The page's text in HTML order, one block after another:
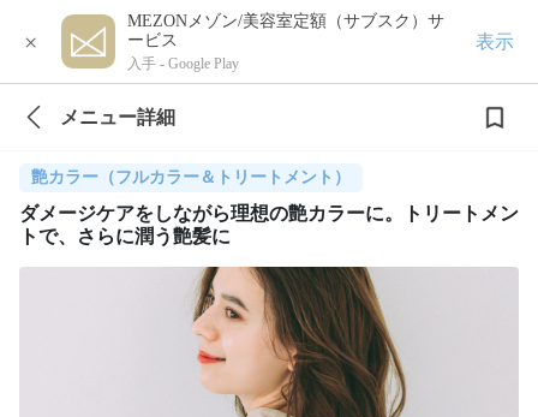
×
MEZONメゾン/美容室定額（サブスク）サ
ービス
入手 - Google Play
表示
メニュー詳細
艶カラー（フルカラー＆トリートメント）
ダメージケアをしながら理想の艶カラーに。トリートメン
トで、さらに潤う艶髪に